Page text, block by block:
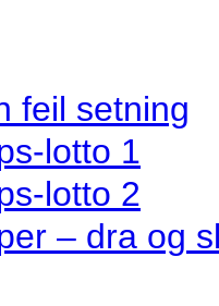
feil setning
lotto 1
lotto 2
– dra og